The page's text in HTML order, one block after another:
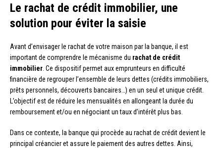
Le rachat de crédit immobilier, une
solution pour éviter la saisie
Avant d’envisager le rachat de votre maison par la banque, il est
important de comprendre le mécanisme du rachat de crédit
immobilier . Ce dispositif permet aux emprunteurs en difficulté
financière de regrouper l’ensemble de leurs dettes (crédits immobiliers,
prêts personnels, découverts bancaires…) en un seul et unique crédit.
L’objectif est de réduire les mensualités en allongeant la durée du
remboursement et/ou en négociant un taux d’intérêt plus bas.
Dans ce contexte, la banque qui procède au rachat de crédit devient le
principal créancier et assure le paiement des autres dettes. Ainsi,